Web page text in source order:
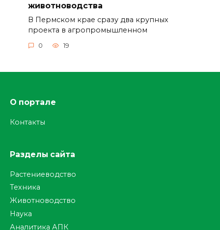
животноводства
В Пермском крае сразу два крупных
проекта в агропромышленном
0 19
О портале
Контакты
Разделы сайта
Растениеводство
Техника
Животноводство
Наука
Аналитика АПК